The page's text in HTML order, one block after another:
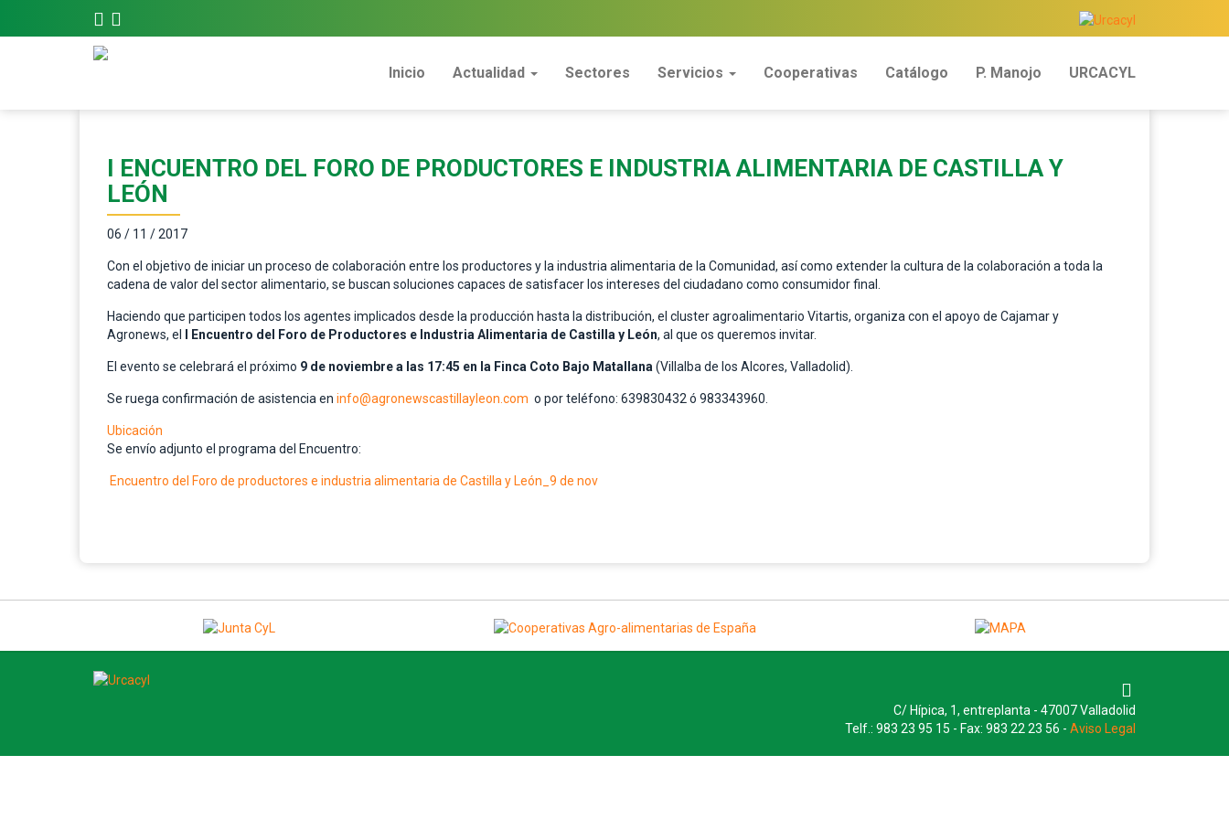
Inicio Actualidad Sectores Servicios Cooperativas Catálogo P. Manojo URCACYL
I ENCUENTRO DEL FORO DE PRODUCTORES E INDUSTRIA ALIMENTARIA DE CASTILLA Y
LEÓN
06 / 11 / 2017
Con el objetivo de iniciar un proceso de colaboración entre los productores y la industria alimentaria de la Comunidad, así como extender la cultura de la colaboración a toda la
cadena de valor del sector alimentario, se buscan soluciones capaces de satisfacer los intereses del ciudadano como consumidor final.
Haciendo que participen todos los agentes implicados desde la producción hasta la distribución, el cluster agroalimentario Vitartis, organiza con el apoyo de Cajamar y
Agronews, el
I Encuentro del Foro de Productores e Industria Alimentaria de Castilla y León, al que os queremos invitar.
El evento se celebrará el próximo 9 de noviembre a las 17:45 en la Finca Coto Bajo Matallana (Villalba de los Alcores, Valladolid).
Se ruega confirmación de asistencia en info@agronewscastillayleon.com o por teléfono: 639830432 ó 983343960.
Ubicación
Se envío adjunto el programa del Encuentro:
Encuentro del Foro de productores e industria alimentaria de Castilla y León_9 de nov
C/ Hípica, 1, entreplanta - 47007 Valladolid
Telf.: 983 23 95 15 - Fax: 983 22 23 56 - Aviso Legal